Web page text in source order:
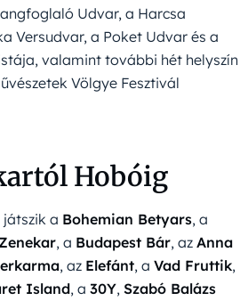
Udvar, a Harcsa
Versudvar, a Poket Udvar és a
valamint további hét helyszín
Völgye Fesztivál
Hobóig
játszik a Bohemian Betyars, a
, a Budapest Bár, az Anna
, az Elefánt, a Vad Fruttik,
Island, a 30Y, Szabó Balázs